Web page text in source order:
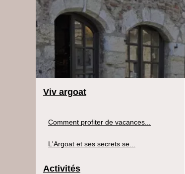
Viv argoat
Comment profiter de vacances...
L'Argoat et ses secrets se...
Activités